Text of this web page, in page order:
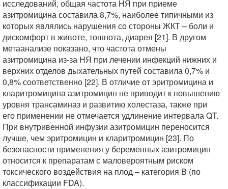
исследований, общая частота НЯ при приеме
азитромицина составила 8,7%, наиболее типичными из
которых являлись нарушения со стороны ЖКТ – боли и
дискомфорт в животе, тошнота, диарея [21]. В другом
метаанализе показано, что частота отмены
азитромицина из-за НЯ при лечении инфекций нижних и
верхних отделов дыхательных путей составила 0,7% и
0,8% соответственно [22]. В отличие от эритромицина и
кларитромицина азитромицин не приводит к повышению
уровня трансаминаз и развитию холестаза, также при
его применении не отмечается удлинение интервала QT.
При внутривенной инфузии азитромицин переносится
лучше, чем эритромицин и кларитромицин [23]. По
безопасности применения у беременных азитромицин
относится к препаратам с маловероятным риском
токсического воздействия на плод – категория B (по
классификации FDA).